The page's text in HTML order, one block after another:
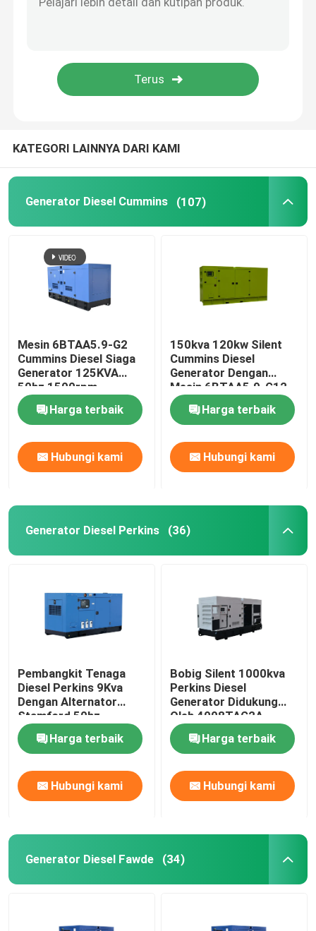
Generator Diesel Kontainer
Generator Diesel Trailer
KATEGORI LAINNYA DARI KAMI
Generator Diesel Cummins (107)
Mesin 6BTAA5.9-G2
Cummins Diesel Siaga
Generator 125KVA
50hz 1500rpm
Harga terbaik
Hubungi kami
150kva 120kw Silent
Cummins Diesel
Generator Dengan
Mesin 6BTAA5.9-G12
Harga terbaik
Hubungi kami
Generator Diesel Perkins (36)
Pembangkit Tenaga
Diesel Perkins 9Kva
Dengan Alternator
Stamford 50hz
1500rpm
Harga terbaik
Hubungi kami
Bobig Silent 1000kva
Perkins Diesel
Generator Didukung
Oleh 4008TAG2A
Harga terbaik
Hubungi kami
Generator Diesel Fawde (34)